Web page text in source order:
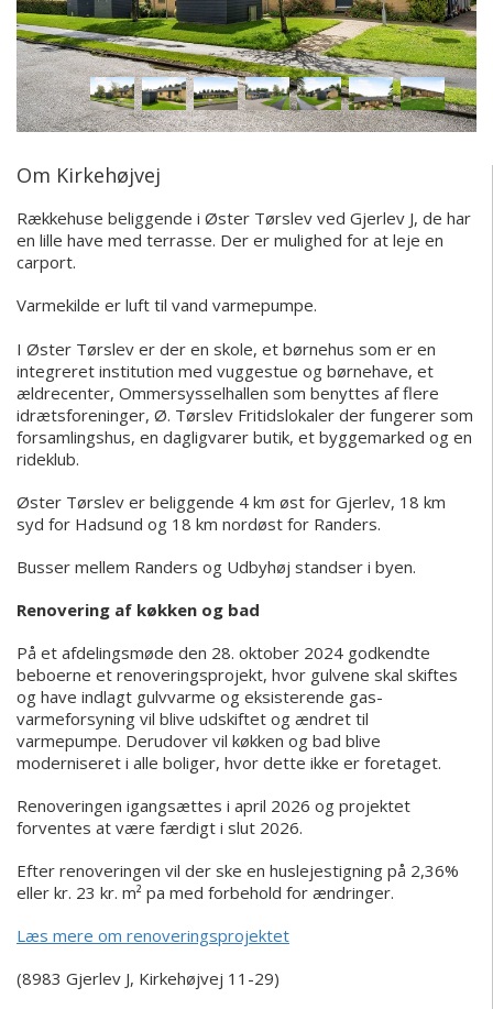
Om Kirkehøjvej
Rækkehuse beliggende i Øster Tørslev ved Gjerlev J, de har
en lille have med terrasse. Der er mulighed for at leje en
carport.
Varmekilde er luft til vand varmepumpe.
I Øster Tørslev er der en skole, et børnehus som er en
integreret institution med vuggestue og børnehave, et
ældrecenter, Ommersysselhallen som benyttes af flere
idrætsforeninger, Ø. Tørslev Fritidslokaler der fungerer som
forsamlingshus, en dagligvarer butik, et byggemarked og en
rideklub.
Øster Tørslev er beliggende 4 km øst for Gjerlev, 18 km
syd for Hadsund og 18 km nordøst for Randers.
Busser mellem Randers og Udbyhøj standser i byen.
Renovering af køkken og bad
På et afdelingsmøde den 28. oktober 2024 godkendte
beboerne et renoveringsprojekt, hvor gulvene skal skiftes
og have indlagt gulvvarme og eksisterende gas-
varmeforsyning vil blive udskiftet og ændret til
varmepumpe. Derudover vil køkken og bad blive
moderniseret i alle boliger, hvor dette ikke er foretaget.
Renoveringen igangsættes i april 2026 og projektet
forventes at være færdigt i slut 2026.
Efter renoveringen vil der ske en huslejestigning på 2,36%
eller kr. 23 kr. m² pa med forbehold for ændringer.
Læs mere om renoveringsprojektet
(8983 Gjerlev J, Kirkehøjvej 11-29)